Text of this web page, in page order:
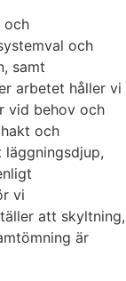
och
och
samt
arbetet håller vi
vid behov och
och
vi
att skyltning,
är